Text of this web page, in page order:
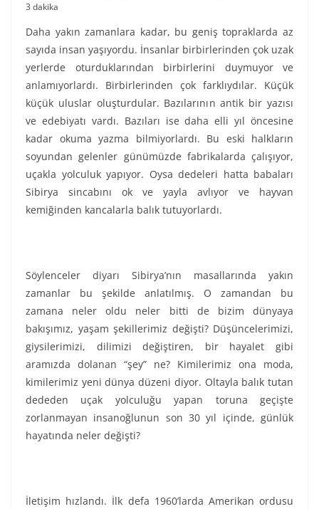
3 dakika
Daha yakın zamanlara kadar, bu geniş topraklarda az
sayıda insan yaşıyordu. İnsanlar birbirlerinden çok uzak
yerlerde oturduklarından birbirlerini duymuyor ve
anlamıyorlardı. Birbirlerinden çok farklıydılar. Küçük
küçük uluslar oluşturdular. Bazılarının antik bir yazısı
ve edebiyatı vardı. Bazıları ise daha elli yıl öncesine
kadar okuma yazma bilmiyorlardı. Bu eski halkların
soyundan gelenler günümüzde fabrikalarda çalışıyor,
uçakla yolculuk yapıyor. Oysa dedeleri hatta babaları
Sibirya sincabını ok ve yayla avlıyor ve hayvan
kemiğinden kancalarla balık tutuyorlardı.
Söylenceler diyarı Sibirya’nın masallarında yakın
zamanlar bu şekilde anlatılmış. O zamandan bu
zamana neler oldu neler bitti de bizim dünyaya
bakışımız, yaşam şekillerimiz değişti? Düşüncelerimizi,
giysilerimizi, dilimizi değiştiren, bir hayalet gibi
aramızda dolanan “şey” ne? Kimilerimiz ona moda,
kimilerimiz yeni dünya düzeni diyor. Oltayla balık tutan
dededen uçak yolculuğu yapan toruna geçişte
zorlanmayan insanoğlunun son 30 yıl içinde, günlük
hayatında neler değişti?
İletişim hızlandı. İlk defa 1960’larda Amerikan ordusu